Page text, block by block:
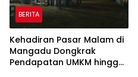
BERITA
Kehadiran Pasar Malam di
Mangadu Dongkrak
Pendapatan UMKM hingga